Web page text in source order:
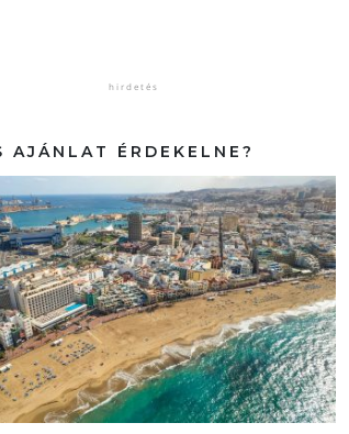
AJÁNLAT ÉRDEKELNE?